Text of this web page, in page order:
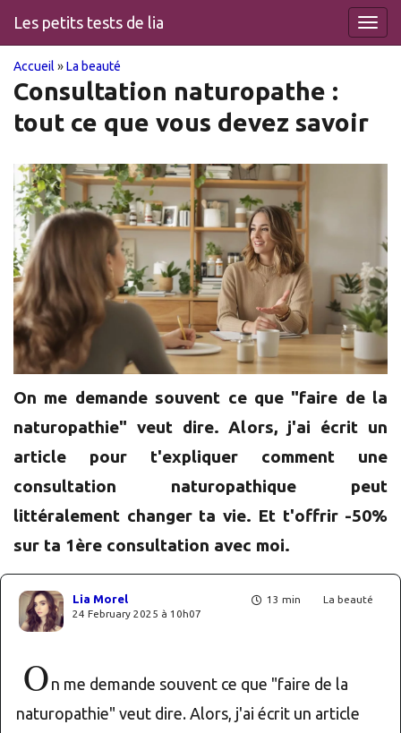
Skip
main
content
Les petits tests de lia
You
are
here
Accueil »La beauté
Consultation naturopathe :
tout ce que vous devez savoir
On me demande souvent ce que "faire de la
naturopathie" veut dire. Alors, j'ai écrit un
article pour t'expliquer comment une
consultation naturopathique peut
littéralement changer ta vie. Et t'offrir -50%
sur ta 1ère consultation avec moi.
13 min La beauté
Lia Morel
24 February 2025 à 10h07
O n me demande souvent ce que "faire de la
naturopathie" veut dire. Alors, j'ai écrit un article